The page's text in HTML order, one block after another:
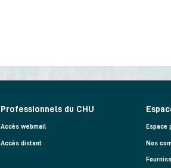
Professionnels du CHU
Accès webmail
Accès distant
Espace
Nos